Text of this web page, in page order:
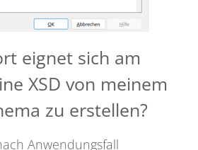
eignet sich am
XSD von meinem
zu erstellen?
Anwendungsfall